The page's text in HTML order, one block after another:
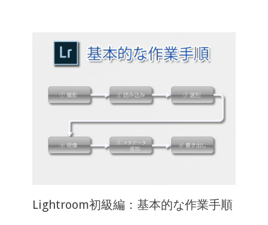
Lightroom初級編：基本的な作業手順